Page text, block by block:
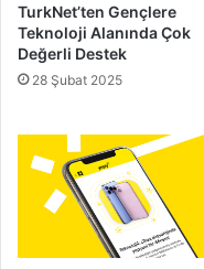
TurkNet’ten Gençlere
Teknoloji Alanında Çok
Değerli Destek
28 Şubat 2025